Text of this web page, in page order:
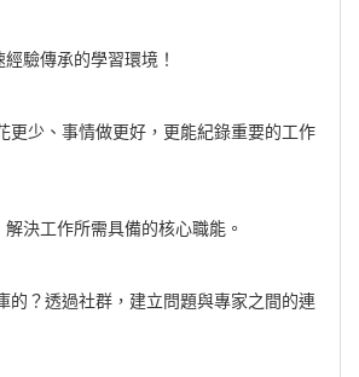
驗傳承的學習環境！
更少、事情做更好，更能紀錄重要的工作
決工作所需具備的核心職能。
的？透過社群，建立問題與專家之間的連